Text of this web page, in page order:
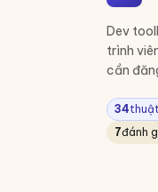
Dev
trình
cần
34
7đánh